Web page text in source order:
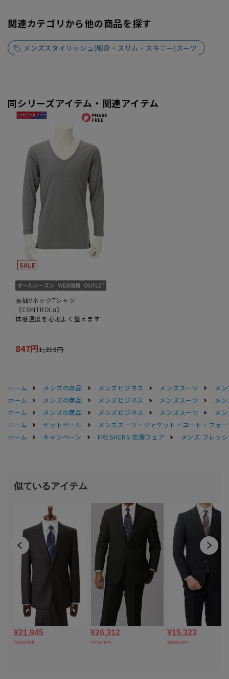
関連カテゴリから他の商品を探す
メンズスタイリッシュ(細身・スリム・スキニー)スーツ
同シリーズアイテム・関連アイテム
長袖VネックTシャツ
《CONTROLα》
体感温度を心地よく整えます
847円1,210円
ホーム メンズの商品 メンズビジネス メンズスーツ
メ
ホーム
メンズの商品 メンズビジネス メンズスーツ
メ
ホーム
メンズの商品 メンズビジネス メンズスーツ
メ
ホーム
セットセール
メンズスーツ・ジャケット・コート・フォ
ホーム
キャンペーン FRESHERS 応援フェア メンズ フレッ